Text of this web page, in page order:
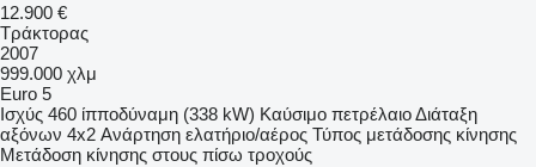
12.900 €
Τράκτορας
2007
999.000 χλμ
Euro 5
Ισχύς 460 ίπποδύναμη (338 kW) Καύσιμο πετρέλαιοΔιάταξη
αξόνων 4x2 Ανάρτηση ελατήριο/αέρος Τύπος μετάδοσης κίνησης
Μετάδοση κίνησης στους πίσω τροχούς